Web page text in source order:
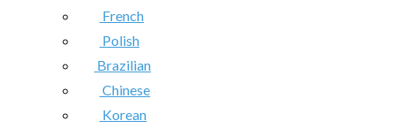
French
Polish
Brazilian
Chinese
Korean